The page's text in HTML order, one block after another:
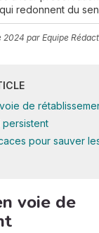
redonnent du
2024 par Equipe
de
persistent
pour sauver
voie de